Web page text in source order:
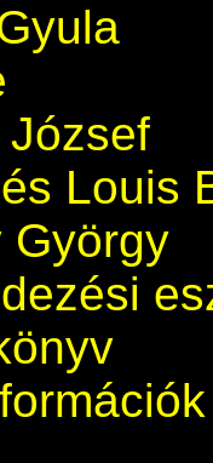
József
Louis
György